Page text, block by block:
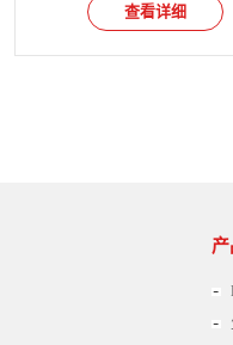
查看详细